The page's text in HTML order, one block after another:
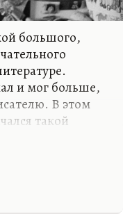
большого,
и мог больше,
В этом
такой
сюжетным
был
как и